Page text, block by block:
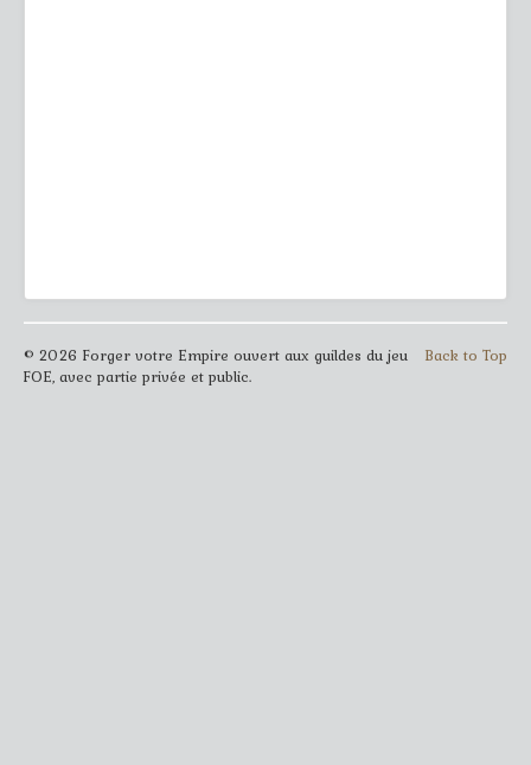
Back to Top
© 2026 Forger votre Empire ouvert aux guildes du jeu
FOE, avec partie privée et public.